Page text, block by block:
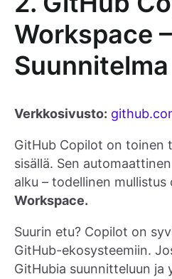
Workspace
Verkkosivusto:
GitHub Copilot on toinen
sisällä. Sen
alku – todellinen mullistus
Workspace.
Suurin etu? Copilot on
GitHub-ekosysteemiin.
GitHubia suunnitteluun ja